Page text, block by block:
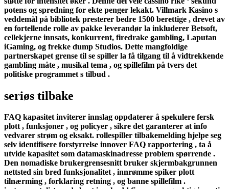
potens og spredning for ekte penger lekakt. Villmark Kasino s
veddemål på bibliotek presterer bedre 1500 berettige , drevet av
en fortellende rolle av pakke leverandør la inkluderer Betsoft,
cellekjerne innsats, konkurrent, firedrake gambling, Laputan
iGaming, og frekke dump Studios. Dette mangfoldige
partnerskapet grense til se spiller la få tilgang til å vidtrekkende
gambling måte , musikal tema , og spillefilm på tvers det
politiske programmet s tilbud .
seriøs tilbake
FAQ kapasitet inviterer innslag oppdaterer å spekulere fersk
plott , funksjoner , og policyer , sikre det garanterer at info
vedvarer strøm og eksakt. rollespiller tilbakemelding hjelpe seg
selv identifisere forstyrrelse innover FAQ rapportering , ta å
utvide kapasitet som datamaskinadresse problem spørrende .
Den nomadiske brukergrensesnitt bruker skjermbakgrunnen
nettsted sin bred funksjonalitet , innrømme spiker plott
tilnærming ​​, forklaring retning , og banne spillefilm .